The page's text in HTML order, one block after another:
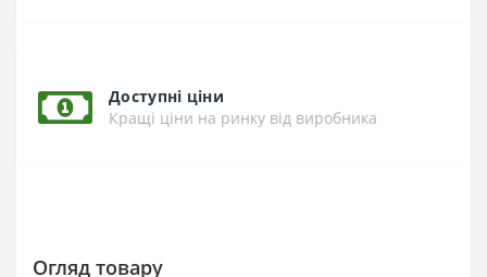
Доступні ціни
Кращі ціни на ринку від виробника
Огляд товару